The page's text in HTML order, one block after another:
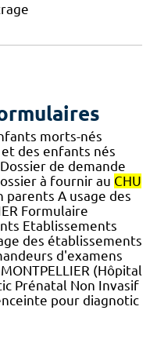
morts-nés
des enfants nés
de demande
à fournir au CHU
A usage des
Formulaire
Etablissements
des établissements
d'examens
(Hôpital
Prénatal Non Invasif
pour diagnotic